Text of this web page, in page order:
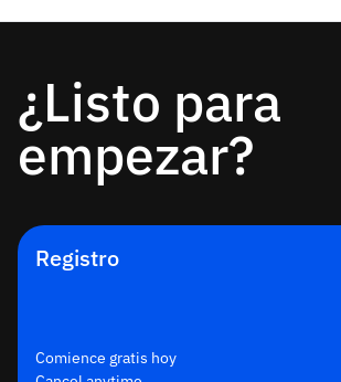
¿Listo para
empezar?
Registro
Comience gratis hoy